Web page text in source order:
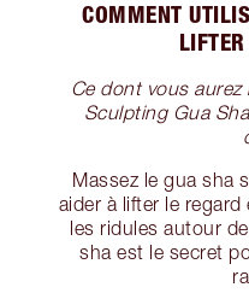
COMMENT
Ce dont vous aurez
Sculpting Gua
Massez le gua sha
aider à lifter le
les ridules autour
sha est le secret